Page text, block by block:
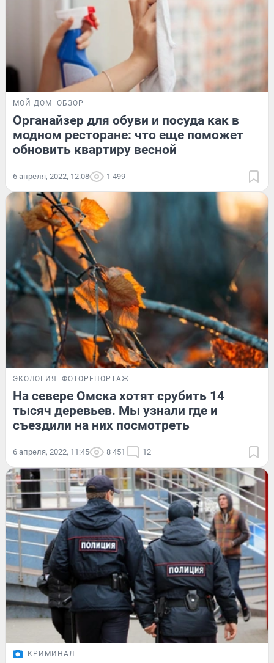
МОЙ ДОМ ОБЗОР
Органайзер для обуви и посуда как в
модном ресторане: что еще поможет
обновить квартиру весной
6 апреля, 2022, 12:08 1 499
ЭКОЛОГИЯ ФОТОРЕПОРТАЖ
На севере Омска хотят срубить 14
тысяч деревьев. Мы узнали где и
съездили на них посмотреть
6 апреля, 2022, 11:45 8 451 12
КРИМИНАЛ